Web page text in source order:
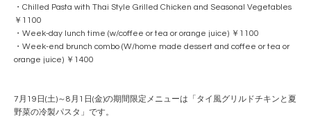
・Chilled Pasta with Thai Style Grilled Chicken and Seasonal Vegetables
￥1100
・Week-day lunch time (w/coffee or tea or orange juice) ￥1100
・Week-end brunch combo (W/home made dessert and coffee or tea or
orange juice) ￥1400
7月19日(土)～8月1日(金)の期間限定メニューは「タイ風グリルドチキンと夏
野菜の冷製パスタ」です。